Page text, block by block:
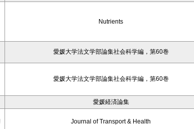
Nutrients
愛媛大学法文学部論集社会科学編，第60巻
愛媛大学法文学部論集社会科学編，第60巻
愛媛経済論集
Journal of Transport & Health